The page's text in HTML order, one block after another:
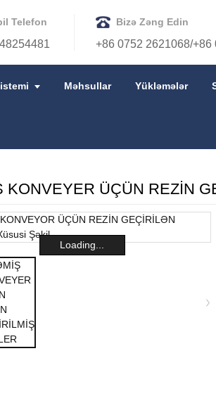
Telefon Bizə Zəng Edin
+86 0752 2621068/
Məhsullar Yükləmələr
KONVEYER ÜÇÜN REZİN
Loading...